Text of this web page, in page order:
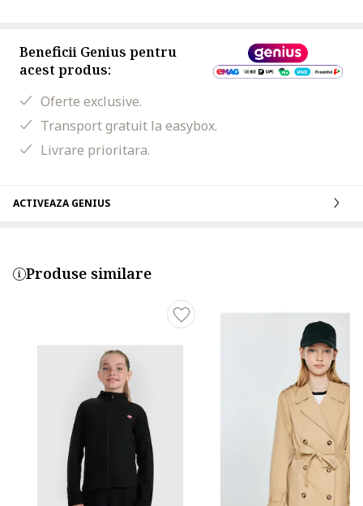
Beneficii Genius pentru
acest produs:
Oferte exclusive.
Transport gratuit la easybox.
Livrare prioritara.
ACTIVEAZA GENIUS
Produse similare